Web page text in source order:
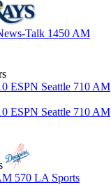
Talk 1450 AM
ESPN Seattle 710 AM
ESPN Seattle 710 AM
570 LA Sports